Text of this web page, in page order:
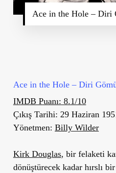
Ace in the Hole – Diri
Ace in the Hole – Diri
IMDB Puanı: 8.1/10
Çıkış Tarihi: 29 Haziran
Yönetmen: Billy Wilder
Kirk Douglas, bir felaketi
dönüştürecek kadar hırslı